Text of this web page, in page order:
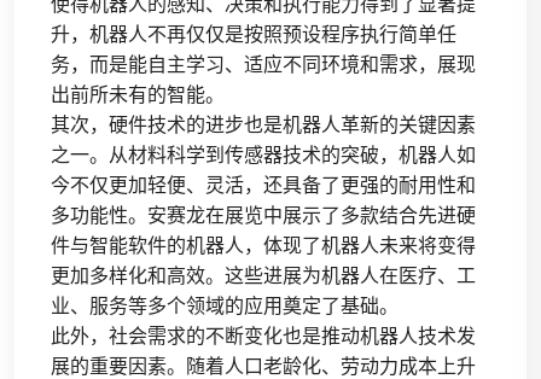
升，机器人不再仅仅是按照预设程序执行简单任
务，而是能自主学习、适应不同环境和需求，展现
出前所未有的智能。
其次，硬件技术的进步也是机器人革新的关键因素
之一。从材料科学到传感器技术的突破，机器人如
今不仅更加轻便、灵活，还具备了更强的耐用性和
多功能性。安赛龙在展览中展示了多款结合先进硬
件与智能软件的机器人，体现了机器人未来将变得
更加多样化和高效。这些进展为机器人在医疗、工
业、服务等多个领域的应用奠定了基础。
此外，社会需求的不断变化也是推动机器人技术发
展的重要因素。随着人口老龄化、劳动力成本上升